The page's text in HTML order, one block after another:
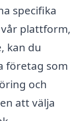
specifika
plattform,
kan du
företag som
och
att välja